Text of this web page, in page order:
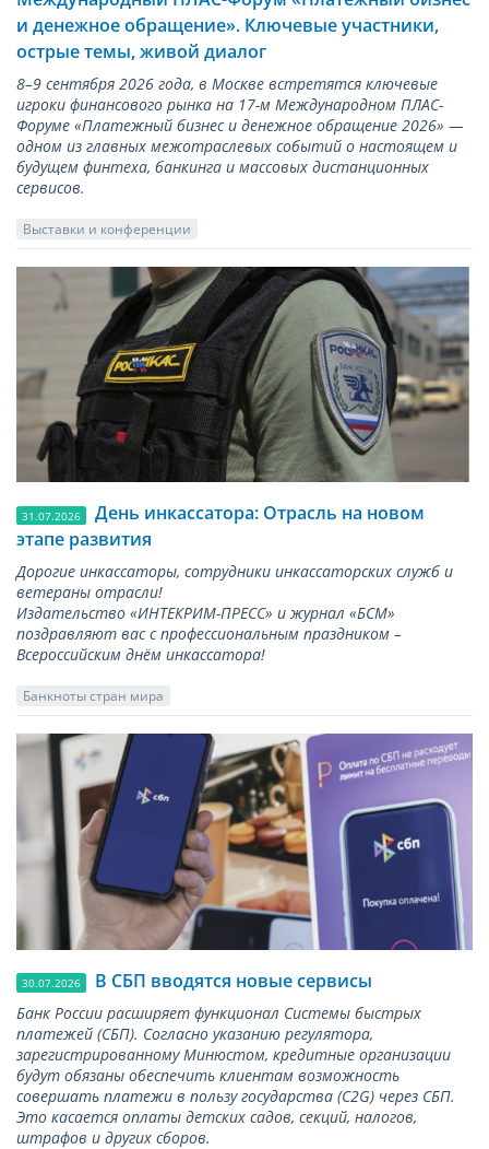
и денежное обращение». Ключевые участники,
острые темы, живой диалог
8–9 сентября 2026 года, в Москве встретятся ключевые
игроки финансового рынка на 17-м Международном ПЛАС-
Форуме «Платежный бизнес и денежное обращение 2026» —
одном из главных межотраслевых событий о настоящем и
будущем финтеха, банкинга и массовых дистанционных
сервисов.
Выставки и конференции
31.07.2026
День инкассатора: Отрасль на новом
этапе развития
Дорогие инкассаторы, сотрудники инкассаторских служб и
ветераны отрасли!
Издательство «ИНТЕКРИМ-ПРЕСС» и журнал «БСМ»
поздравляют вас с профессиональным праздником –
Всероссийским днём инкассатора!
Банкноты стран мира
30.07.2026 В СБП вводятся новые сервисы
Банк России расширяет функционал Системы быстрых
платежей (СБП). Согласно указанию регулятора,
зарегистрированному Минюстом, кредитные организации
будут обязаны обеспечить клиентам возможность
совершать платежи в пользу государства (С2G) через СБП.
Это касается оплаты детских садов, секций, налогов,
штрафов и других сборов.